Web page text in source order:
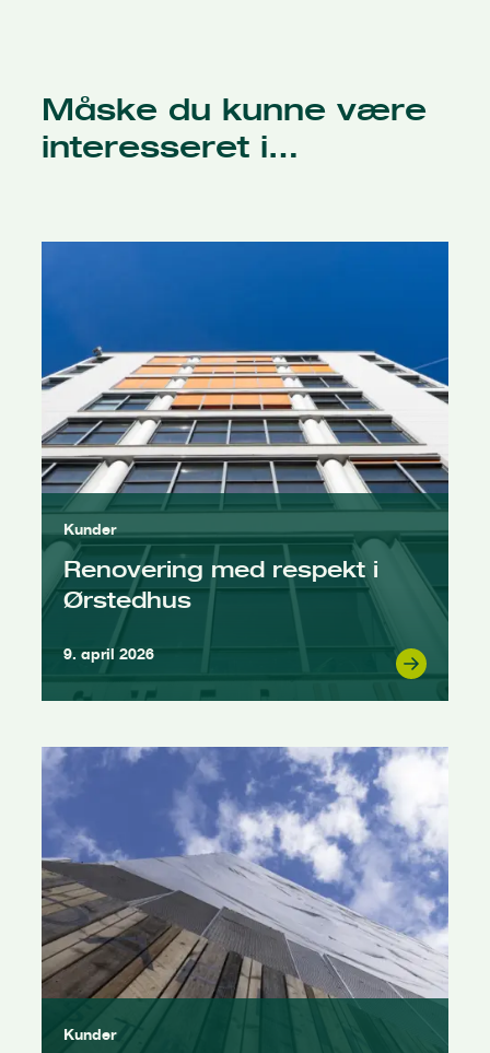
Måske du kunne være
interesseret i…
Kunder
Renovering med respekt i
Ørstedhus
9. april 2026
Kunder